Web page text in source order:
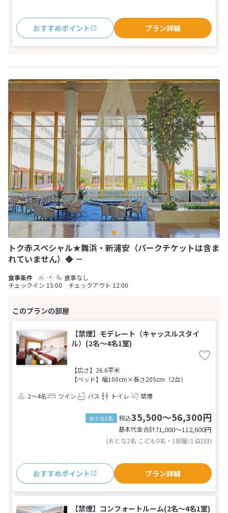
おすすめポイント プラン詳細
トク赤スペシャル★舞浜・新浦安（パークチケットは含ま
れていません）◆ －
食事なし
チェックイン 15:00 チェックアウト 12:00
【禁煙】モデレート（キャッスルスタイ
ル）(2名～4名1室)
【広さ】26.6平米
【ベッド】幅100cm×長さ205cm（2台）
2～4名
ツイン バス トイレ 禁煙
おとな1名 税込35,500～56,300円
基本代金合計71,000〜112,600円
(おとな2名 こども0名・1部屋/1泊2日)
おすすめポイント プラン詳細
【禁煙】コンフォートルーム(2名～4名1室)